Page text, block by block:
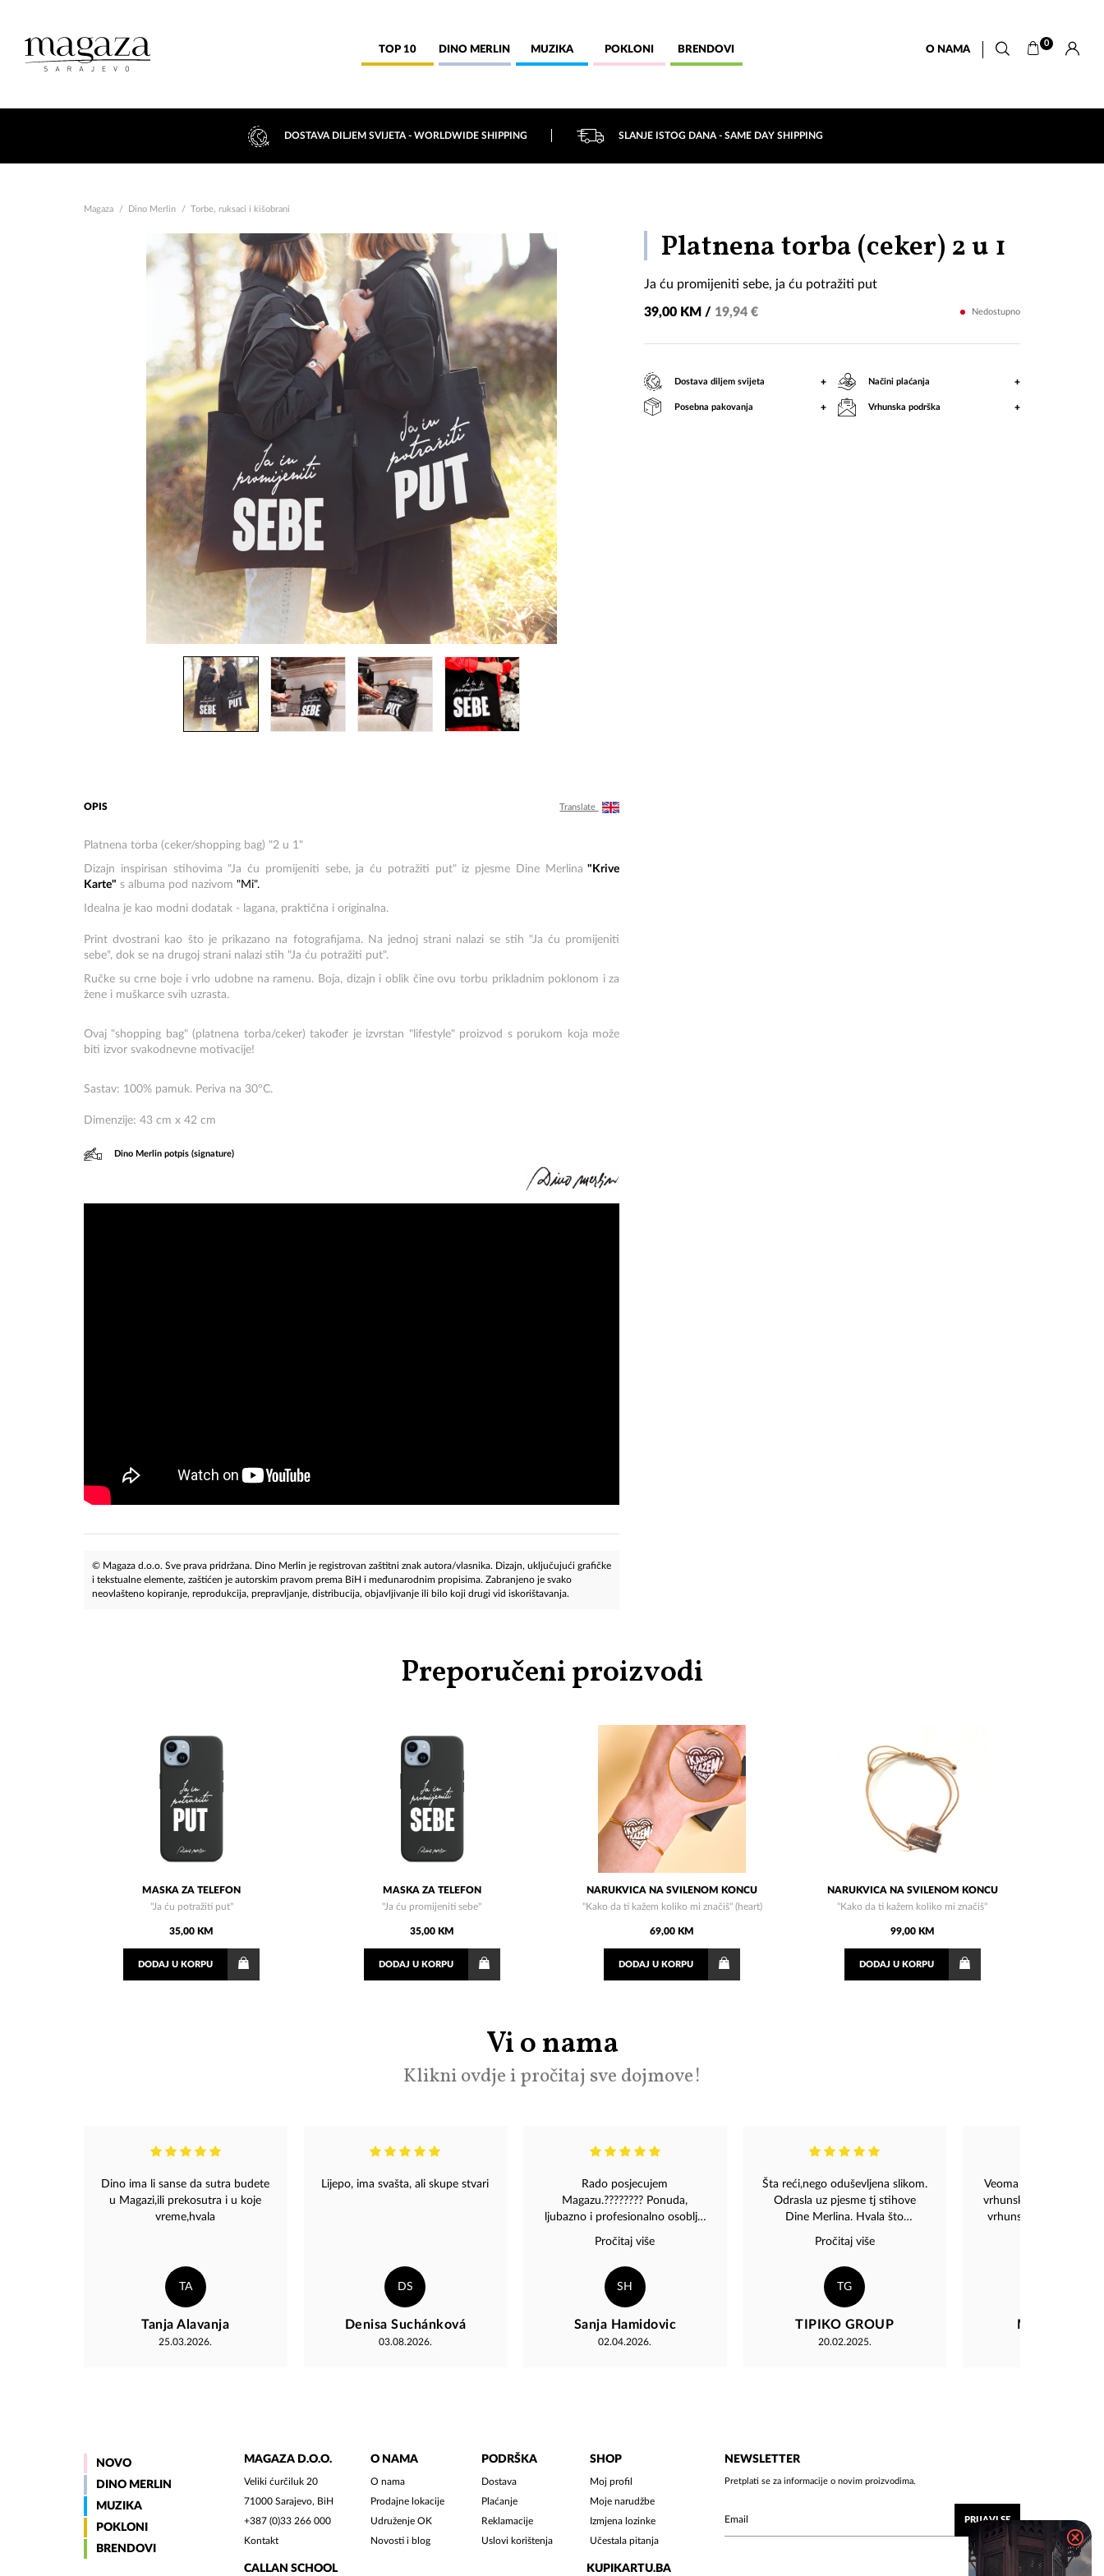
TOP 10 DINO MERLIN MUZIKA POKLONI BRENDOVI O NAMA
0
DOSTAVA DILJEM SVIJETA - WORLDWIDE SHIPPING SLANJE ISTOG DANA - SAME DAY SHIPPING
Magaza Dino Merlin Torbe, ruksaci i kišobrani
OPIS Translate
Platnena torba (ceker/shopping bag) "2 u 1"
Dizajn inspirisan stihovima "Ja ću promijeniti sebe, ja ću potražiti put" iz pjesme Dine Merlina "Krive
Karte" s albuma pod nazivom "Mi".
Idealna je kao modni dodatak - lagana, praktična i originalna.
Print dvostrani kao što je prikazano na fotografijama. Na jednoj strani nalazi se stih "Ja ću promijeniti
sebe", dok se na drugoj strani nalazi stih "Ja ću potražiti put".
Ručke su crne boje i vrlo udobne na ramenu. Boja, dizajn i oblik čine ovu torbu prikladnim poklonom i za
žene i muškarce svih uzrasta.
Ovaj "shopping bag" (platnena torba/ceker) također je izvrstan "lifestyle" proizvod s porukom koja može
biti izvor svakodnevne motivacije!
Sastav: 100% pamuk. Periva na 30°C.
Dimenzije: 43 cm x 42 cm
Dino Merlin potpis (signature)
© Magaza d.o.o. Sve prava pridržana. Dino Merlin je registrovan zaštitni znak autora/vlasnika. Dizajn, uključujući grafičke
i tekstualne elemente, zaštićen je autorskim pravom prema BiH i međunarodnim propisima. Zabranjeno je svako
neovlašteno kopiranje, reprodukcija, prepravljanje, distribucija, objavljivanje ili bilo koji drugi vid iskorištavanja.
Platnena torba (ceker) 2 u 1
sebe,
ću
Ja ću promijeniti sebe, ja ću potražiti put
39,00 KM / 19,94 € Nedostupno
Dostava diljem svijeta + Načini plaćanja +
Posebna pakovanja + Vrhunska podrška +
Preporučeni proizvodi
MASKA ZA TELEFON
"Ja ću potražiti put"
35,00 KM
DODAJ U KORPU
MASKA ZA TELEFON
"Ja ću promijeniti sebe"
35,00 KM
DODAJU KORPU
NARUKVICA NA SVILENOM KONCU
"Kako da ti kažem koliko mi značiš" (heart)
69,00 KM
DODAJ U KORPU
NARUKVICA NA SVILENOM KONCU
"Kako da ti kažem koliko mi značiš"
99,00 KM
DODAJU KORPU
Vi o nama
Klikni ovdje i pročitaj sve dojmove!
Dino ima li sanse da sutra budete
u Magazi,ili prekosutra i u koje
vreme,hvala
TA
Tanja Alavanja
25.03.2026.
Lijepo, ima svašta, ali skupe stvari
DS
Denisa Suchánková
03.08.2026.
Rado posjecujem
Magazu.???????? Ponuda,
ljubazno i profesionalno osoblje,
koje Vas doceka sa osmjehom i
vrhunskom uslugom, cini ovo
mjesto posebnim u nasem
gradu????????
Pročitaj više
SH
Sanja Hamidovic
02.04.2026.
Šta reći,nego oduševljena slikom.
Odrasla uz pjesme tj stihove
Dine Merlina. Hvala što
postojite.lp
Pročitaj više
TG
TIPIKO GROUP
20.02.2025.
Veoma profesionalan
vrhunska brza dostava,
vrhunski Odusevljena
Milana
NOVO
DINO MERLIN
MUZIKA
POKLONI
BRENDOVI
MAGAZA D.O.O.
Veliki ćurčiluk 20
71000 Sarajevo, BiH
+387 (0)33 266 000
Kontakt
O NAMA
O nama
Prodajne lokacije
Udruženje OK
Novosti i blog
PODRŠKA
Dostava
Plaćanje
Reklamacije
Uslovi korištenja
SHOP
Moj profil
Moje narudžbe
Izmjena lozinke
Učestala pitanja
CALLAN SCHOOL KUPIKARTU.BA
NEWSLETTER
Pretplati se za informacije o novim proizvodima.
PRIJAVI SE